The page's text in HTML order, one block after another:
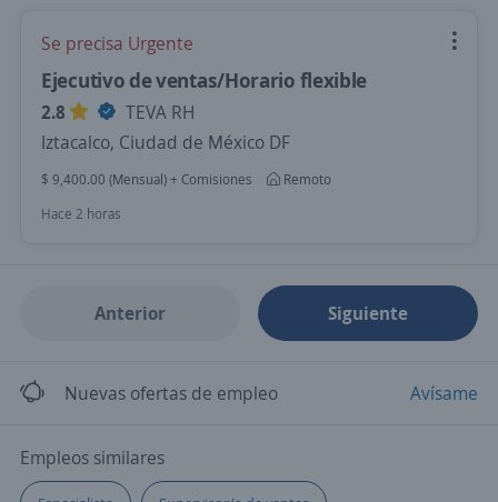
Se precisa Urgente
Ejecutivo de ventas/Horario flexible
2.8
TEVA RH
Iztacalco, Ciudad de México DF
$ 9,400.00 (Mensual) + Comisiones
Remoto
Hace 2 horas
Anterior Siguiente
Nuevas ofertas de empleo Avísame
Empleos similares